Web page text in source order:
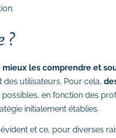
?
les comprendre et
utilisateurs. Pour cela,
en fonction des
initialement établies.
et ce, pour diverses